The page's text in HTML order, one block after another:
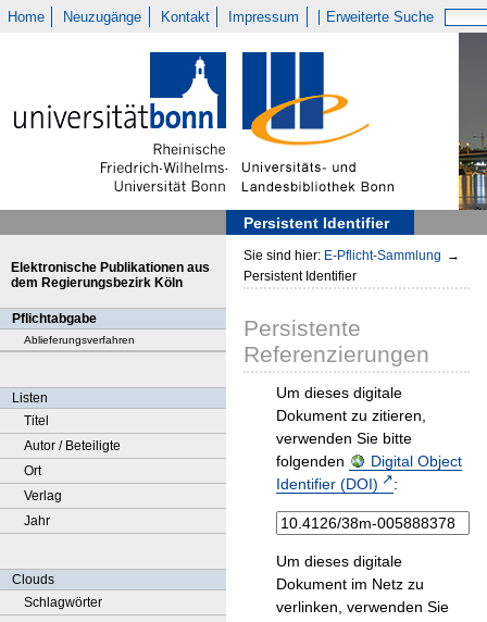
Home Neuzugänge Kontakt Impressum Erweiterte Suche
Persistent Identifier
Elektronische Publikationen aus
dem Regierungsbezirk Köln
Pflichtabgabe
Ablieferungsverfahren
Listen
Titel
Autor / Beteiligte
Ort
Verlag
Jahr
Clouds
Schlagwörter
Sie sind hier: E-Pflicht-Sammlung →
Persistent Identifier
Persistente
Referenzierungen
Um dieses digitale
Dokument zu zitieren,
verwenden Sie bitte
folgenden
Digital Object
Identifier (DOI)
:
Um dieses digitale
Dokument im Netz zu
verlinken, verwenden Sie